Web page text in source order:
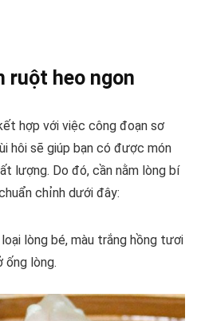
ruột heo ngon
hợp với việc công đoạn sơ
hôi sẽ giúp bạn có được món
lượng. Do đó, cần nằm lòng bí
chỉnh dưới đây:
lòng bé, màu trắng hồng tươi
ống lòng.